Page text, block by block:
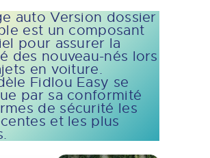
auto Version dossier
est un composant
pour assurer la
des nouveau-nés lors
en voiture.
Fidlou Easy se
par sa conformité
de sécurité les
et les plus